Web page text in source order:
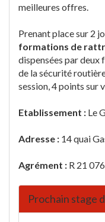
meilleures offres.
Prenant place sur 2
formations de
dispensées par deux
de la sécurité
session, 4 points sur
Etablissement : Le
Adresse : 14 quai
Agrément : R 21
Prochain stage